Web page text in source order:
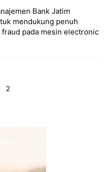
Bank Jatim
mendukung penuh
pada mesin electronic
2